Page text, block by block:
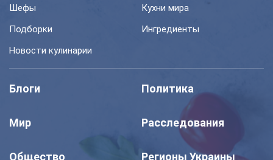
Шефы
Кухни мира
Подборки
Ингредиенты
Новости кулинарии
Блоги Политика
Мир Расследования
Общество Регионы Украины